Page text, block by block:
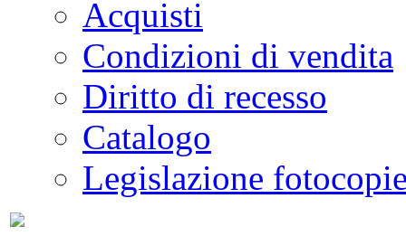
Acquisti
Condizioni di vendita
Diritto di recesso
Catalogo
Legislazione